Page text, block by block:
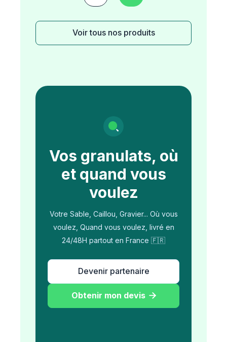
Voir tous nos produits
Vos granulats, où
et quand vous
voulez
Votre Sable, Caillou, Gravier... Où vous
voulez, Quand vous voulez, livré en
24/48H partout en France 🇫🇷
Devenir partenaire
Obtenir mon devis 